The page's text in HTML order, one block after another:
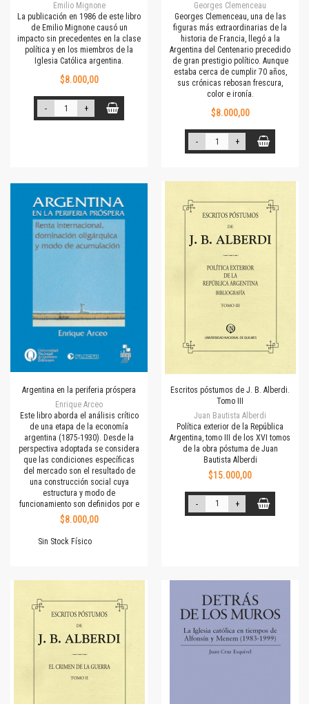
Emilio Mignone
La publicación en 1986 de este libro
de Emilio Mignone causó un
impacto sin precedentes en la clase
política y en los miembros de la
Iglesia Católica argentina.
$8.000,00
- +
Georges Clemenceau
Georges Clemenceau, una de las
figuras más extraordinarias de la
historia de Francia, llegó a la
Argentina del Centenario precedido
de gran prestigio político. Aunque
estaba cerca de cumplir 70 años,
sus crónicas rebosan frescura,
color e ironía.
$8.000,00
- +
Argentina en la periferia próspera
Enrique Arceo
Este libro aborda el análisis crítico
de una etapa de la economía
argentina (1875-1930). Desde la
perspectiva adoptada se considera
que las condiciones específicas
del mercado son el resultado de
una construcción social cuya
estructura y modo de
funcionamiento son definidos por e
$8.000,00
Sin Stock Físico
Escritos póstumos de J. B. Alberdi.
Tomo III
Juan Bautista Alberdi
Política exterior de la República
Argentina, tomo III de los XVI tomos
de la obra póstuma de Juan
Bautista Alberdi
$15.000,00
- +